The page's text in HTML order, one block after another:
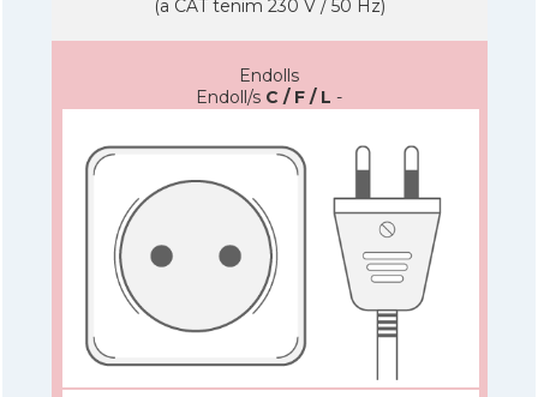
(a CAT tenim 230 V / 50 Hz)
Endolls
Endoll/s C / F / L -